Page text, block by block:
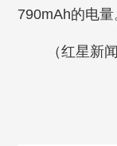
790mAh的电量
（红星新